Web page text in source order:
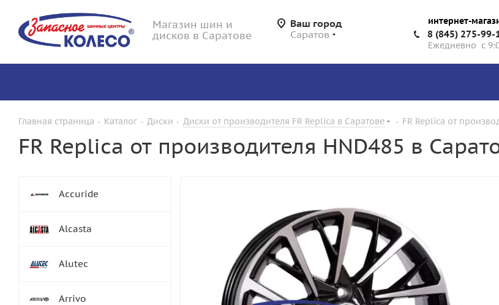
Магазин шин и
дисков в Саратове
Ваш город
Саратов
интернет-
8 (845) 275-99-
Ежедневно с
Главная страница - Каталог - Диски - Диски от производителя FR Replica в Саратове - FR Replica от
FR Replica от производителя HND485 в
Accuride
Alcasta
Alutec
Arrivo